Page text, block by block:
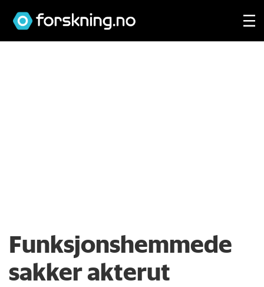
Funksjonshemmede
sakker akterut